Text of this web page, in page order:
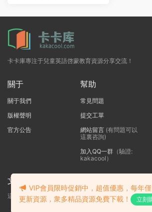
卡卡庫專注于兒童英語啓蒙教育資源分享交流！
關于
關于我們
版權聲明
官方公告
幫助
常見問題
提交工單
網站留言(有問題可以
這裏咨詢)
加入QQ一群（驗證:
kakacool）
文本标題
這裏輸入代碼
VIP會員限時促銷中，超值優惠，每年
更新資源，衆多精品資源免費下載！
立刻